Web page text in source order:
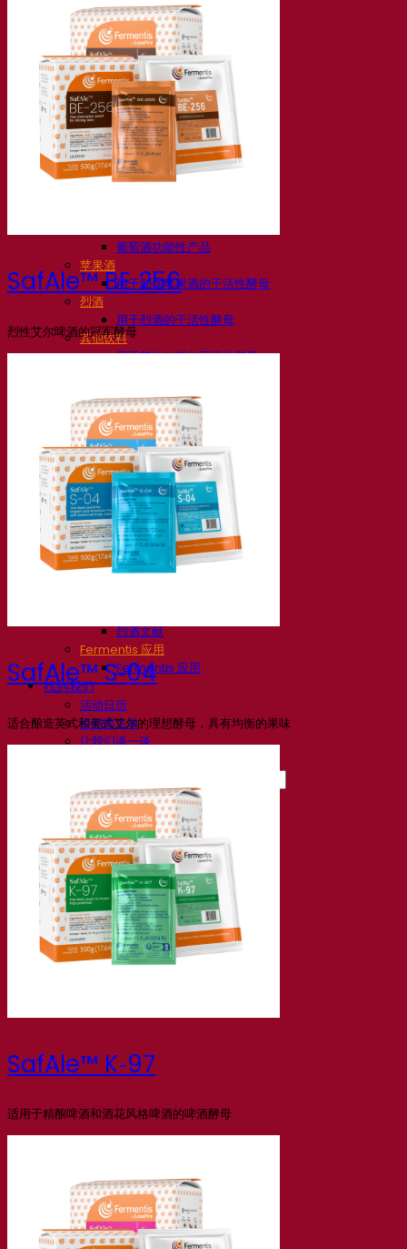
委托制造
酒水饮料品鉴
发酵解决方案
啤酒
活性干酵母啤酒
细菌
发酵助剂啤酒
啤酒功能性产品
啤酒风格
葡萄酒
葡萄酒功能性产品
苹果酒
用于制作苹果酒的干活性酵母
烈酒
用于烈酒的干活性酵母
其他饮料
用于其他饮料的干活性酵母
咖啡
Fermentis 学院
Fermentis 学院
资源
知识中心
专家见解
常见问题解答
视频
网络研讨会的录音
烈酒文献
Fermentis 应用
Fermentis 应用
找到我们
活动日历
经销商名单
让我们谈一谈
Contact
SafAle™ BE‑256
烈性艾尔啤酒的冠军酵母
SafAle™ S‑04
适合酿造英式和美式艾尔的理想酵母，具有均衡的果味
SafAle™ K‑97
适用于精酿啤酒和酒花风格啤酒的啤酒酵母